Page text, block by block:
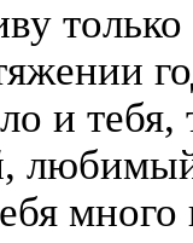
только
и
много